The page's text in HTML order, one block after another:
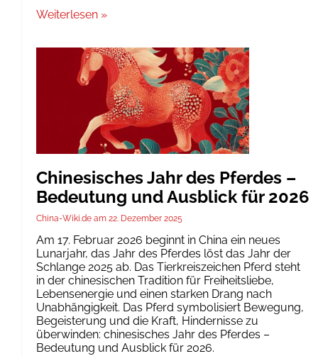
Weiterlesen »
Chinesisches Jahr des Pferdes –
Bedeutung und Ausblick für 2026
China-Wiki.de 22. Dezember 2025
Am 17. Februar 2026 beginnt in China ein neues
Lunarjahr, das Jahr des Pferdes löst das Jahr der
Schlange 2025 ab. Das Tierkreiszeichen Pferd steht
in der chinesischen Tradition für Freiheitsliebe,
Lebensenergie und einen starken Drang nach
Unabhängigkeit. Das Pferd symbolisiert Bewegung,
Begeisterung und die Kraft, Hindernisse zu
überwinden: chinesisches Jahr des Pferdes –
Bedeutung und Ausblick für 2026.